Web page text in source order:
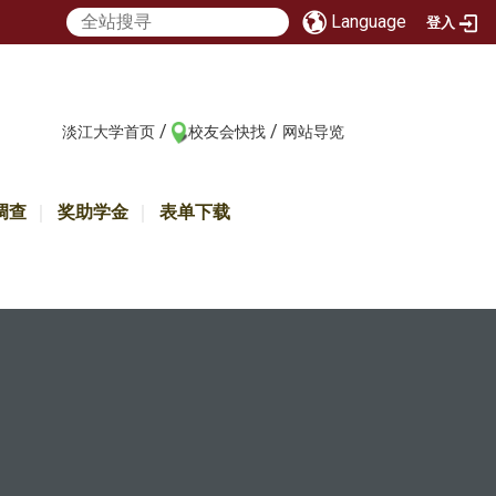
Language 登入
淡江大学首页 / 校友会快找 / 网站导览
查 奖助学金 表单下载